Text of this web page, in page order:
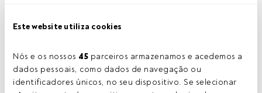
Este website utiliza cookies
Nós e os nossos 45 parceiros armazenamos e acedemos a
dados pessoais, como dados de navegação ou
identificadores únicos, no seu dispositivo. Se selecionar
-
Tempo de leitura:1 min.